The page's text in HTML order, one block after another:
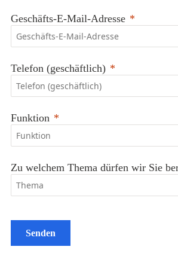
Geschäfts-E-Mail-Adresse
Telefon (geschäftlich)
Funktion
Zu welchem Thema dürfen wir Sie
Senden